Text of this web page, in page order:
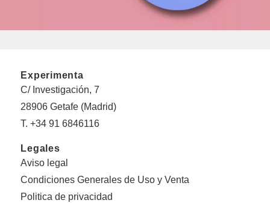
Experimenta
C/ Investigación, 7
28906 Getafe (Madrid)
T. +34 91 6846116
Legales
Aviso legal
Condiciones Generales de Uso y Venta
Politica de privacidad